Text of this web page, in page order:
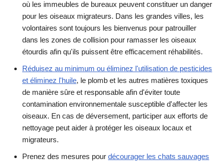
où les immeubles de bureaux peuvent constituer un danger
pour les oiseaux migrateurs. Dans les grandes villes, les
volontaires sont toujours les bienvenus pour patrouiller
dans les zones de collision pour ramasser les oiseaux
étourdis afin qu'ils puissent être efficacement réhabilités.
Réduisez au minimum ou éliminez l'utilisation de pesticides
et éliminez l'huile, le plomb et les autres matières toxiques
de manière sûre et responsable afin d'éviter toute
contamination environnementale susceptible d'affecter les
oiseaux. En cas de déversement, participer aux efforts de
nettoyage peut aider à protéger les oiseaux locaux et
migrateurs.
Prenez des mesures pour décourager les chats sauvages